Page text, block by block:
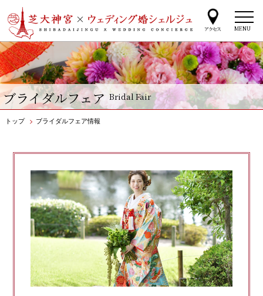
ブライダルフェア Bridal Fair
MENU
トップ > ブライダルフェア情報